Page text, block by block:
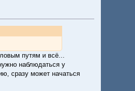
путям и всё...
наблюдаться у
сразу может начаться